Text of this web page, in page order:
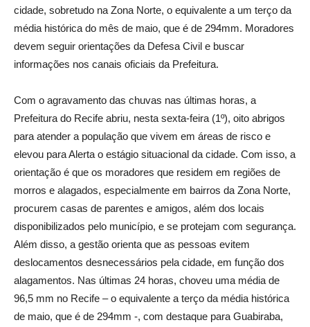
cidade, sobretudo na Zona Norte, o equivalente a um terço da
média histórica do mês de maio, que é de 294mm. Moradores
devem seguir orientações da Defesa Civil e buscar
informações nos canais oficiais da Prefeitura.
Com o agravamento das chuvas nas últimas horas, a
Prefeitura do Recife abriu, nesta sexta-feira (1º), oito abrigos
para atender a população que vivem em áreas de risco e
elevou para Alerta o estágio situacional da cidade. Com isso, a
orientação é que os moradores que residem em regiões de
morros e alagados, especialmente em bairros da Zona Norte,
procurem casas de parentes e amigos, além dos locais
disponibilizados pelo município, e se protejam com segurança.
Além disso, a gestão orienta que as pessoas evitem
deslocamentos desnecessários pela cidade, em função dos
alagamentos. Nas últimas 24 horas, choveu uma média de
96,5 mm no Recife – o equivalente a terço da média histórica
de maio, que é de 294mm -, com destaque para Guabiraba,